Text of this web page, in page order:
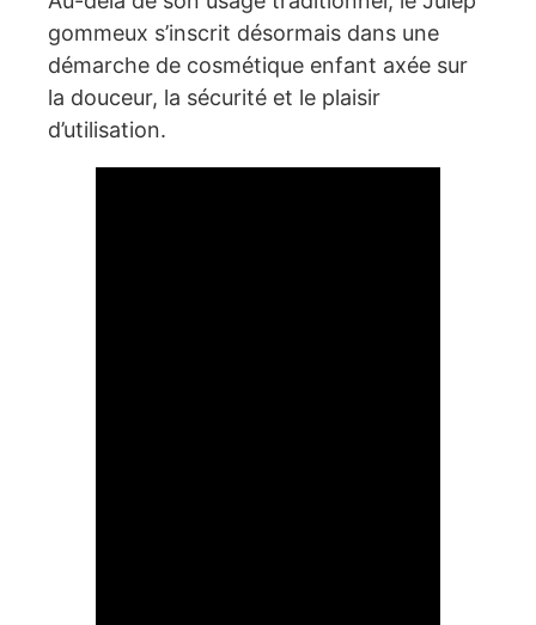
gommeux s’inscrit désormais dans une
démarche de cosmétique enfant axée sur
la douceur, la sécurité et le plaisir
d’utilisation.